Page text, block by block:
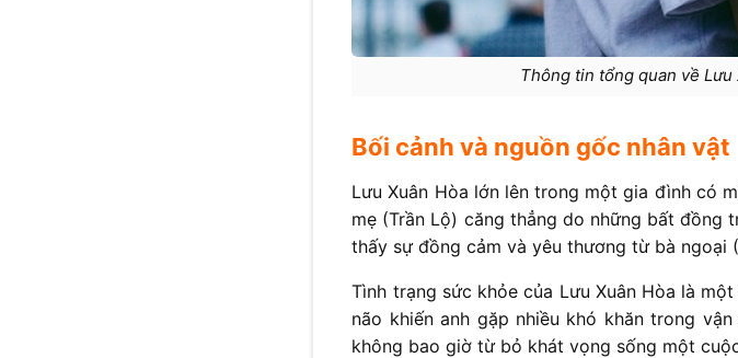
Thông tin tổng quan về
Bối cảnh và nguồn gốc nhân vật
Lưu Xuân Hòa lớn lên trong một gia đình có
mẹ (Trần Lộ) căng thẳng do những bất đồng
thấy sự đồng cảm và yêu thương từ bà ngoại
Tình trạng sức khỏe của Lưu Xuân Hòa là
não khiến anh gặp nhiều khó khăn trong
không bao giờ từ bỏ khát vọng sống một